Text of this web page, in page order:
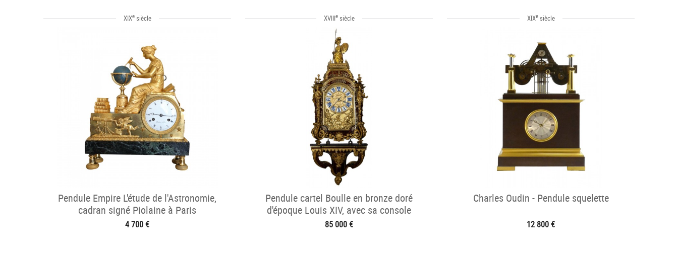
XIXesiècle
Pendule Empire L'étude de l'Astronomie,
cadran signé Piolaine à Paris
4 700 €
XVIIIesiècle
Pendule cartel Boulle en bronze doré
d'époque Louis XIV, avec sa console
85 000 €
XIXesiècle
Charles Oudin - Pendule squelette
12 800 €